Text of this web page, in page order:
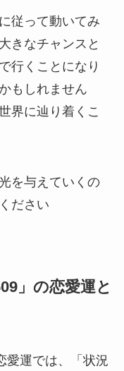
従って動いてみ
きなチャンスと
行くことになり
もしれません
界に辿り着くこ
を与えていくの
ださい
」の恋愛運と
愛運では、「状況